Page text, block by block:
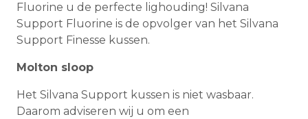
Fluorine u de perfecte lighouding! Silvana
Support Fluorine is de opvolger van het Silvana
Support Finesse kussen.
Molton sloop
Het Silvana Support kussen is niet wasbaar.
Daarom adviseren wij u om een